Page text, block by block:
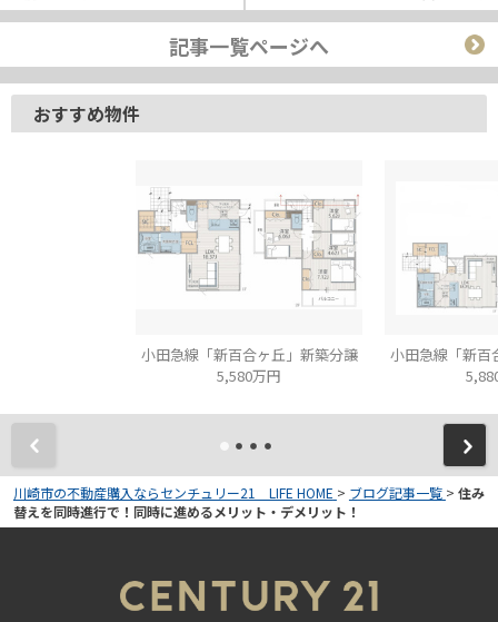
記事一覧ページへ
おすすめ物件
小田急線「新百合ヶ丘」新築分譲
5,580万円
小田急線「新百
川崎市の不動産購入ならセンチュリー21 LIFE HOME > ブログ記事一覧 > 住み
替えを同時進行で！同時に進めるメリット・デメリット！